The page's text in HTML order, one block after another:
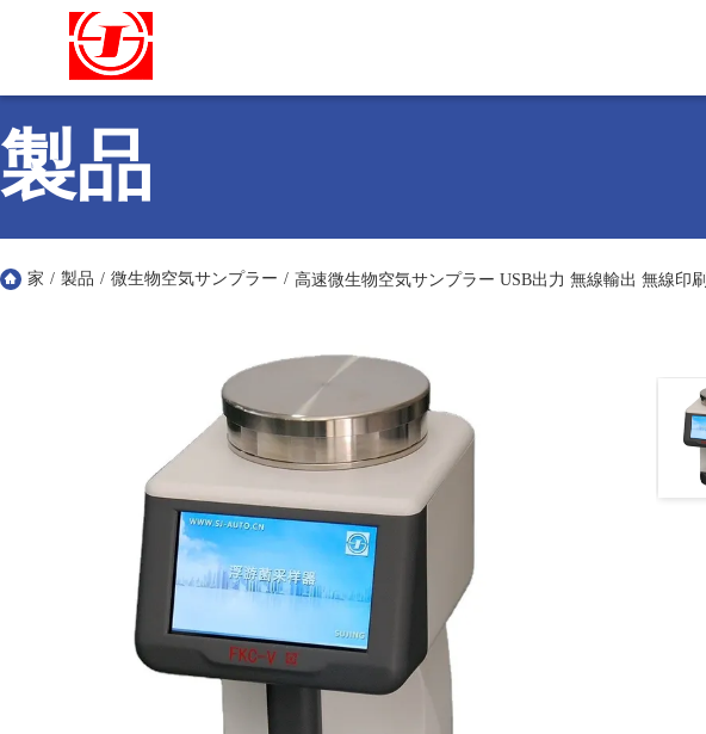
製品
家 / 製品 / 微生物空気サンプラー / 高速微生物空気サンプラー USB出力 無線輸出 無線印刷